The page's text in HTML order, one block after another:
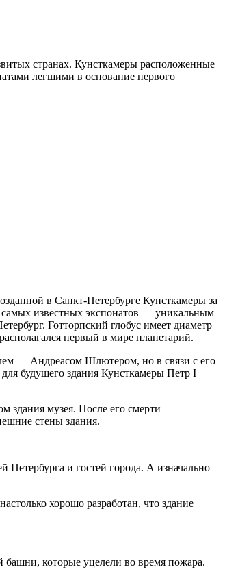
странах. Кунсткамеры расположенные
легшими в основание первого
в Санкт-Петербурге Кунсткамеры за
самых известных экспонатов — уникальным
Готторпский глобус имеет диаметр
первый в мире планетарий.
— Андреасом Шлютером, но в связи с его
будущего здания Кунсткамеры Петр I
здания музея. После его смерти
стены здания.
и гостей города. А изначально
хорошо разработан, что здание
башни, которые уцелели во время пожара.